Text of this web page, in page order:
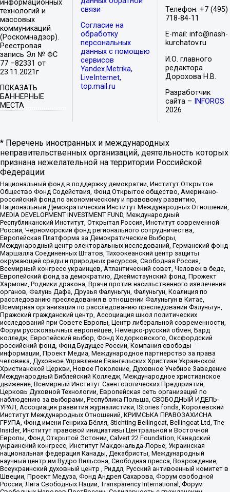
информационных
технологий и
массовых
коммуникаций
(Роскомнадзор).
Реестровая
запись Эл № ФС
77 –82331 от
23.11.2021г
ПОКАЗАТЬ
БАННЕРНЫЕ
МЕСТА
связи
Согласие на
обработку
персональных
данных с помощью
сервисов
Yandex.Metrika,
LiveInternet,
top.mail.ru
Телефон: +7 (495)
718-84-11
E-mail: info@nash-
kurchatov.ru
И.О. главного
редактора
Дорохова Н.В.
Разработчик
сайта –
INFOROS
2026
* Перечень иностранных и международных
неправительственных организаций, деятельность которых
признана нежелательной на территории Российской
Федерации:
Национальный фонд в поддержку демократии, Институт Открытое
Общество Фонд Содействия, Фонд Открытое общество, Американо-
российский фонд по экономическому и правовому развитию,
Национальный Демократический Институт Международных Отношений,
MEDIA DEVELOPMENT INVESTMENT FUND, Международный
Республиканский Институт, Открытая Россия, Институт современной
России, Черноморский фонд регионального сотрудничества,
Европейская Платформа за Демократические Выборы,
Международный центр электоральных исследований, Германский фонд
Маршалла Соединенных Штатов, Тихоокеанский центр защиты
окружающей среды и природных ресурсов, Свободная Россия,
Всемирный конгресс украинцев, Атлантический совет, Человек в беде,
Европейский фонд за демократию, Джеймстаунский фонд, Прожект
Хармони, Родники дракона, Врачи против насильственного извлечения
органов, Фалунь Дафа, Друзья Фалуньгун, Фалуньгун, Коалиция по
расследованию преследования в отношении Фалуньгун в Китае,
Всемирная организация по расследованию преследований Фалуньгун,
Пражский гражданский центр, Ассоциация школ политических
исследований при Совете Европы, Центр либеральной современности,
Форум русскоязычных европейцев, Немецко-русский обмен, Бард
колледж, Европейский выбор, Фонд Ходорковского, Оксфордский
российский фонд, Фонд Будущее России, Компания свободы
информации, Проект Медиа, Международное партнерство за права
человека, Духовное Управление Евангельских Христиан Украинской
Христианской Церкви, Новое Поколение, Духовное Учебное Заведение
Международный Библейский Колледж, Международное христианское
движение, Всемирный Институт Саентологических Предприятий,
Церковь Духовной Технологии, Европейская сеть организаций по
наблюдению за выборами, Республика Польша, СВОБОДНЫЙ ИДЕЛЬ-
УРАЛ, Ассоциация развития журналистики, IStories fonds, Королевский
Институт Международных Отношений, КРИМСЬКА ПРАВОЗАХИСНА
ГРУПА, Фонд имени Генриха Бёлля, Stichting Bellingcat, Bellingcat Ltd, The
Insider, Институт правовой инициативы Центральной и Восточной
Европы, Фонд Открытой Эстонии, Calvert 22 Foundation, Канадский
украинский конгресс, Институт Макдональда-Лорье, Украинская
национальная федерация Канады, Декабристы, Международный
научный центр им Вудро Вильсона, Свободная пресса, Возрождение,
Всеукраинский духовный центр , Риддл, Русский антивоенный комитет в
Швеции, Проект Медуза, Фонд Андрея Сахарова, Форум свободной
России, Лига Свободных Наций, Transparеncy International, Форум